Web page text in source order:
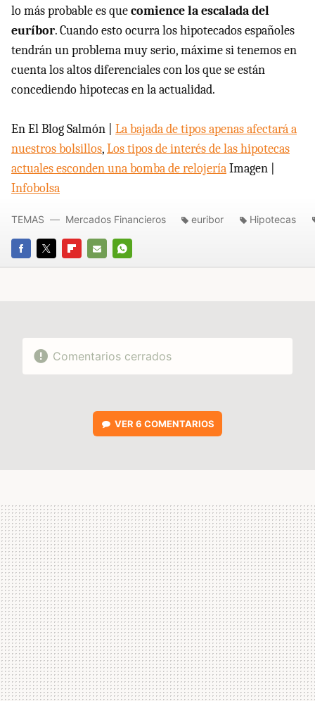
lo más probable es quecomience la escalada del
euríbor. Cuando esto ocurra los hipotecados españoles
tendrán un problema muy serio, máxime si tenemos en
cuenta los altos diferenciales con los que se están
concediendo hipotecas en la actualidad.
En El Blog Salmón | La bajada de tipos apenas afectará a
nuestros bolsillos,Los tipos de interés de las hipotecas
actuales esconden una bomba de relojeríaImagen |
Infobolsa
FACEBOOK
TWITTERFLIPBOARD
E-
WHATSAPP
TEMAS Mercados Financieros euribor Hipotecas
Comentarios cerrados
VER 6 COMENTARIOS